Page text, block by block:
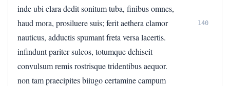
inde ubi clara dedit sonitum tuba, finibus omnes,
haud mora, prosiluere suis; ferit aethera clamor
140
nauticus, adductis spumant freta versa lacertis.
infindunt pariter sulcos, totumque dehiscit
convulsum remis rostrisque tridentibus aequor.
non tam praecipites biiugo certamine campum